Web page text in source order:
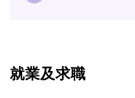
就業及求職